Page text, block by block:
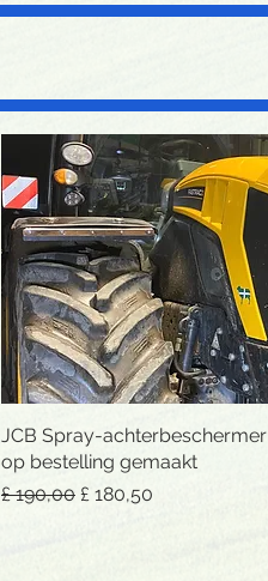
Snel overzicht
JCB Spray-achterbeschermer
op bestelling gemaakt
Normale prijs
£ 190,00 Verkoopprijs
£ 180,50